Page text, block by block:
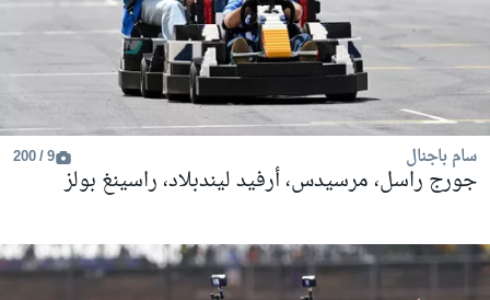
سام باجنال 9 / 200
جورج راسل، مرسيدس، أرفيد ليندبلاد، راسينغ بولز